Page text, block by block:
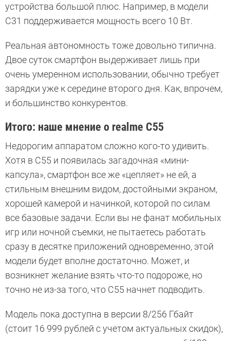
устройства большой плюс. Например, в модели
С31 поддерживается мощность всего 10 Вт.
Реальная автономность тоже довольно типична.
Двое суток смартфон выдерживает лишь при
очень умеренном использовании, обычно требует
зарядки уже к середине второго дня. Как, впрочем,
и большинство конкурентов.
Итого: наше мнение о realme C55
Недорогим аппаратом сложно кого-то удивить.
Хотя в С55 и появилась загадочная «мини-
капсула», смартфон все же «цепляет» не ей, а
стильным внешним видом, достойными экраном,
хорошей камерой и начинкой, которой по силам
все базовые задачи. Если вы не фанат мобильных
игр или ночной съемки, не пытаетесь работать
сразу в десятке приложений одновременно, этой
модели будет вполне достаточно. Может, и
возникнет желание взять что-то подороже, но
точно не из-за того, что С55 начнет подводить.
Модель пока доступна в версии 8/256 Гбайт
(стоит 16 999 рублей с учетом актуальных скидок),